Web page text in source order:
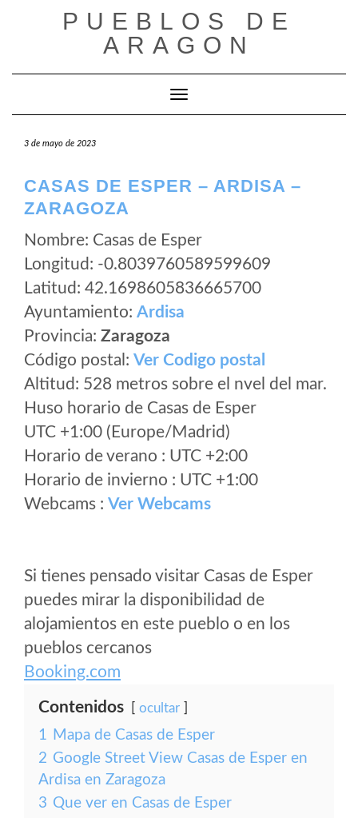
PUEBLOS DE
ARAGON
Cambiar modo de navegación
3 de mayo de 2023
CASAS DE ESPER – ARDISA –
ZARAGOZA
Nombre: Casas de Esper
Longitud: -0.8039760589599609
Latitud: 42.1698605836665700
Ayuntamiento: Ardisa
Provincia: Zaragoza
Código postal: Ver Codigo postal
Altitud: 528 metros sobre el nvel del mar.
Huso horario de Casas de Esper
UTC +1:00 (Europe/Madrid)
Horario de verano : UTC +2:00
Horario de invierno : UTC +1:00
Webcams : Ver Webcams
Si tienes pensado visitar Casas de Esper
puedes mirar la disponibilidad de
alojamientos en este pueblo o en los
pueblos cercanos
Booking.com
Contenidos ocultar
1 Mapa de Casas de Esper
2 Google Street View Casas de Esper en
Ardisa en Zaragoza
3 Que ver en Casas de Esper